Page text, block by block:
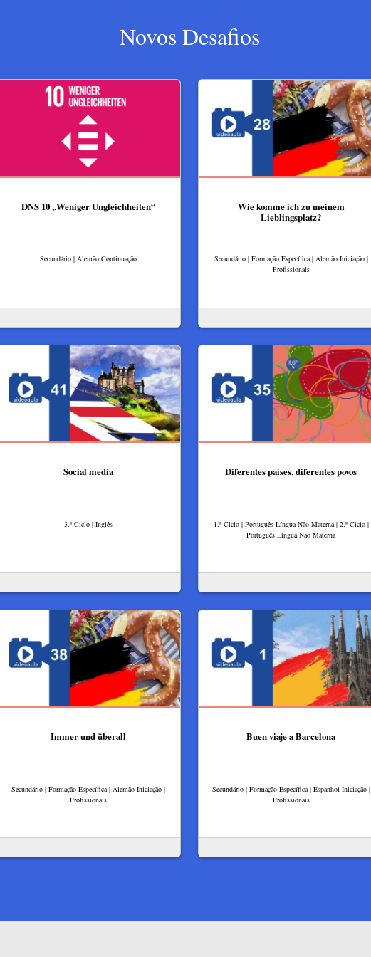
Novos Desafios
DNS 10 ,,Weniger Ungleichheiten“
Secundário | Alemão Continuação
Wie komme ich zu meinem
Lieblingsplatz?
Secundário | Formação Específica | Alemão Iniciação |
Profissionais
Social media
3.º Ciclo | Inglês
Diferentes países, diferentes povos
1.º Ciclo | Português Língua Não Materna | 2.º Ciclo |
Português Língua Não Materna
Immer und überall
Secundário | Formação Específica | Alemão Iniciação |
Profissionais
Buen viaje a Barcelona
Secundário | Formação Específica | Espanhol Iniciação |
Profissionais